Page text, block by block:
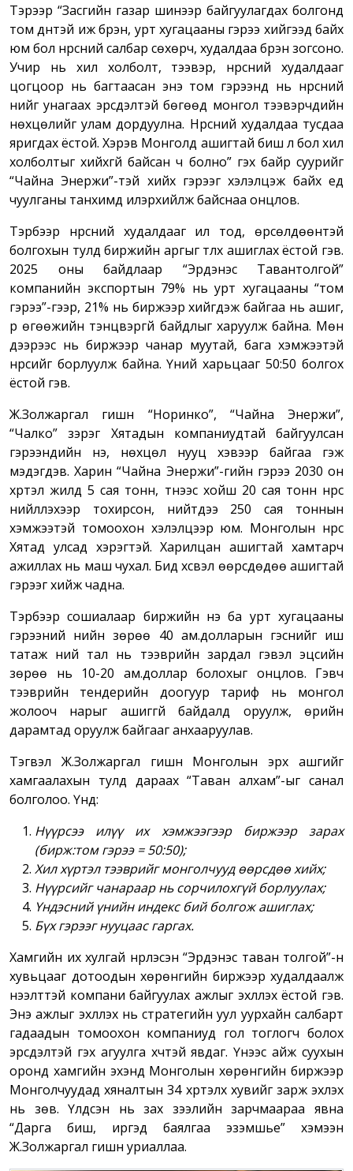
Тэрээр “Засгийн газар шинээр байгуулагдах болгонд
том дүнтэй иж бүрэн, урт хугацааны гэрээ хийгээд байх
юм бол нүүрсний салбар сөхөрч, худалдаа бүрэн зогсоно.
Учир нь хил холболт, тээвэр, нүүрсний худалдааг
цогцоор нь багтаасан энэ том гэрээнүүд нь нүүрсний
үнийг унагаах эрсдэлтэй бөгөөд монгол тээвэрчдийн
нөхцөлийг улам дордуулна. Нүүрсний худалдаа тусдаа
яригдах ёстой. Хэрэв Монголд ашигтай биш л бол хил
холболтыг хийхгүй байсан ч болно” гэх байр суурийг
“Чайна Энержи”-тэй хийх гэрээг хэлэлцэж байх үед
чуулганы танхимд илэрхийлж байснаа онцлов.
Тэрбээр нүүрсний худалдааг ил тод, өрсөлдөөнтэй
болгохын тулд биржийн аргыг түлхүү ашиглах ёстой гэв.
2025 оны байдлаар “Эрдэнэс Тавантолгой”
компанийн экспортын 79% нь урт хугацааны “том
гэрээ”-гээр, 21% нь биржээр хийгдэж байгаа нь ашиг,
үр өгөөжийн тэнцвэргүй байдлыг харуулж байна. Мөн
дээрээс нь биржээр чанар муутай, бага хэмжээтэй
нүүрсийг борлуулж байна. Үүний харьцааг 50:50 болгох
ёстой гэв.
Ж.Золжаргал гишүүн “Норинко”, “Чайна Энержи”,
“Чалко” зэрэг Хятадын компаниудтай байгуулсан
гэрээнүүдийн үнэ, нөхцөл нууц хэвээр байгаа гэж
мэдэгдэв. Харин “Чайна Энержи”-гийн гэрээ 2030 он
хүртэл жилд 5 сая тонн, түүнээс хойш 20 сая тонн нүүрс
нийлүүлэхээр тохирсон, нийтдээ 250 сая тоннын
хэмжээтэй томоохон хэлэлцээр юм. Монголын нүүрс
Хятад улсад хэрэгтэй. Харилцан ашигтай хамтарч
ажиллах нь маш чухал. Бид хүсвэл өөрсдөдөө ашигтай
гэрээг хийж чадна.
Тэрбээр сошиалаар биржийн үнэ ба урт хугацааны
гэрээний үнийн зөрөө 40 ам.долларын гэснийг иш
татаж үүний тал нь тээврийн зардал гэвэл эцсийн
зөрөө нь 10-20 ам.доллар болохыг онцлов. Гэвч
тээврийн тендерийн доогуур тариф нь монгол
жолооч нарыг ашиггүй байдалд оруулж, өрийн
дарамтад оруулж байгааг анхааруулав.
Тэгвэл Ж.Золжаргал гишүүн Монголын эрх ашгийг
хамгаалахын тулд дараах “Таван алхам”-ыг санал
болголоо. Үүнд:
Нүүрсээ илүү их хэмжээгээр биржээр зарах
(бирж:том гэрээ = 50:50);
Хил хүртэл тээврийг монголчууд өөрсдөө хийх;
Нүүрсийг чанараар нь сорчилохгүй борлуулах;
Үндэсний үнийн индекс бий болгож ашиглах;
Бүх гэрээг нууцаас гаргах.
Хамгийн их хулгай нүүрлэсэн “Эрдэнэс таван толгой”-н
хувьцааг дотоодын хөрөнгийн биржээр худалдаалж
нээлттэй компани байгуулах ажлыг эхлүүлэх ёстой гэв.
Энэ ажлыг эхлүүлэх нь стратегийн уул уурхайн салбарт
гадаадын томоохон компаниуд гол тоглогч болох
эрсдэлтэй гэх агуулга хүчтэй явдаг. Үүнээс айж суухын
оронд хамгийн эхэнд Монголын хөрөнгийн биржээр
Монголчуудад хяналтын 34 хүртэлх хувийг зарж эхлэх
нь зөв. Үлдсэн нь зах зээлийн зарчмаараа явна
“Дарга биш, иргэд баялгаа эзэмшье” хэмээн
Ж.Золжаргал гишүүн уриаллаа.